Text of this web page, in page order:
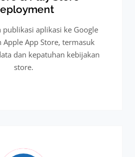
publikasi aplikasi ke Google
Apple App Store, termasuk
dan kepatuhan kebijakan
store.